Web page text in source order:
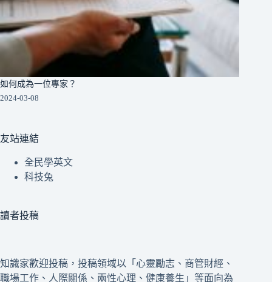
如何成為一位專家？
2024-03-08
友站連結
全民學英文
科技兔
讀者投稿
知識家歡迎投稿，投稿領域以「心靈勵志、商管財經、
職場工作、人際關係、兩性心理、健康養生」等面向為